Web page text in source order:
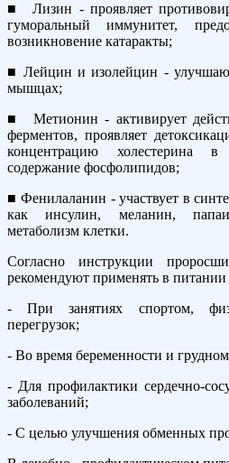
■ Лизин - проявляет
гуморальный иммунитет,
возникновение катаракты;
■ Лейцин и изолейцин -
мышцах;
■ Метионин - активирует
ферментов, проявляет
концентрацию холестерина
содержание фосфолипидов;
■ Фенилаланин - участвует в
как инсулин, меланин,
метаболизм клетки.
Согласно инструкции
рекомендуют применять в
- При занятиях спортом,
перегрузок;
- Во время беременности и
- Для профилактики сердечно-
заболеваний;
- С целью улучшения обменных